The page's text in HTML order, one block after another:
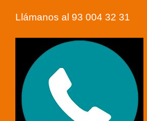
Llámanos al 93 004 32 31